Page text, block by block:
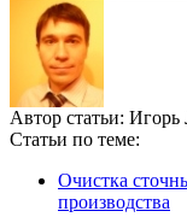
Автор статьи: Игорь
Статьи по теме:
Очистка
производства